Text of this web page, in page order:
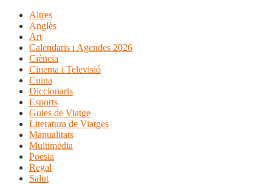
Altres
Anglès
Art
Calendaris i Agendes 2026
Ciència
Cinema i Televisió
Cuina
Diccionaris
Esports
Guies de Viatge
Literatura de Viatges
Manualitats
Multimèdia
Poesia
Regal
Salut